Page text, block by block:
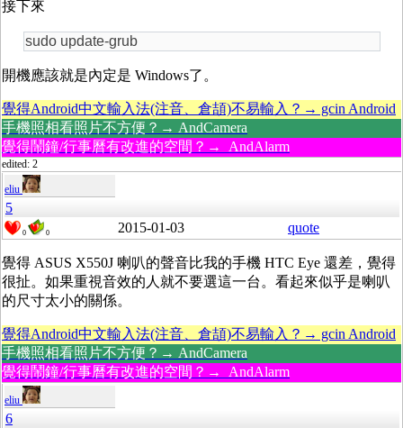
接下來
sudo update-grub
開機應該就是內定是 Windows了。
覺得Android中文輸入法(注音、倉頡)不易輸入？→ gcin Android
手機照相看照片不方便？→ AndCamera
覺得鬧鐘/行事曆有改進的空間？→ AndAlarm
edited: 2
eliu
5
0 0 2015-01-03 quote
覺得 ASUS X550J 喇叭的聲音比我的手機 HTC Eye 還差，覺得
很扯。如果重視音效的人就不要選這一台。看起來似乎是喇叭
的尺寸太小的關係。
覺得Android中文輸入法(注音、倉頡)不易輸入？→ gcin Android
手機照相看照片不方便？→ AndCamera
覺得鬧鐘/行事曆有改進的空間？→ AndAlarm
eliu
6